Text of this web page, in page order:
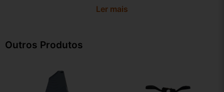
Ler mais
Outros Produtos